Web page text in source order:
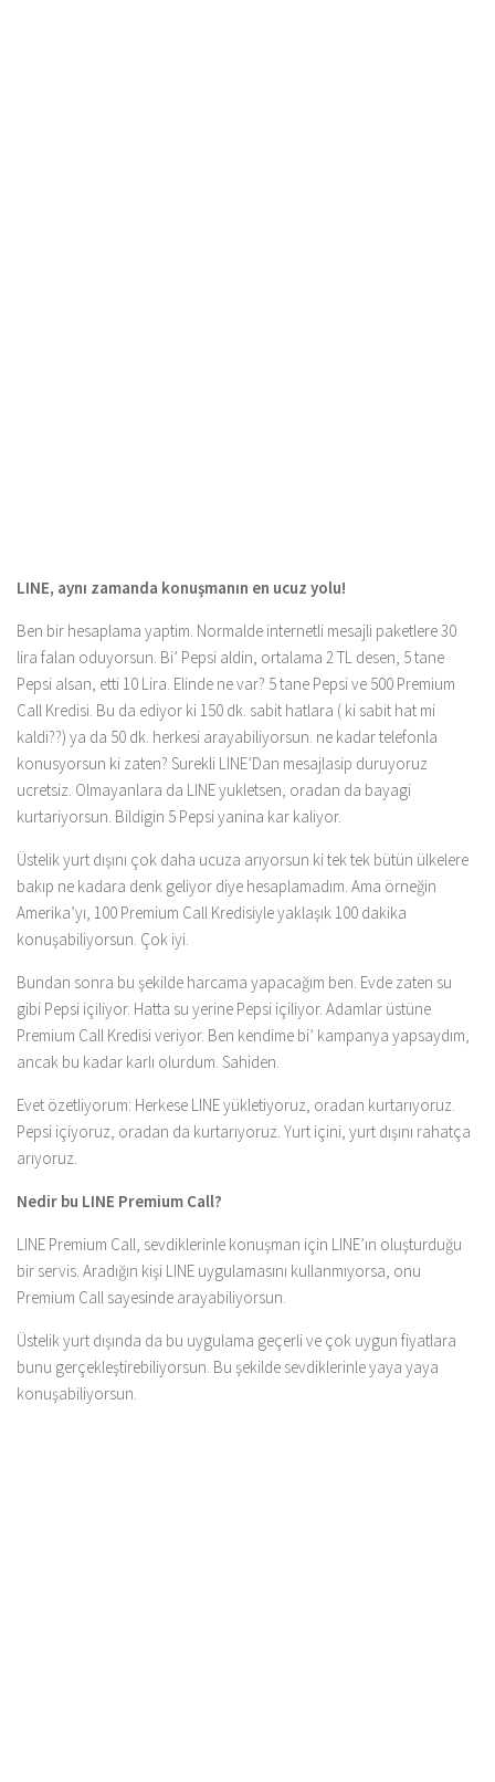
LINE, aynı zamanda konuşmanın en ucuz yolu!
Ben bir hesaplama yaptim. Normalde internetli mesajli paketlere 30
lira falan oduyorsun. Bi’ Pepsi aldin, ortalama 2 TL desen, 5 tane
Pepsi alsan, etti 10 Lira. Elinde ne var? 5 tane Pepsi ve 500 Premium
Call Kredisi. Bu da ediyor ki 150 dk. sabit hatlara ( ki sabit hat mi
kaldi??) ya da 50 dk. herkesi arayabiliyorsun. ne kadar telefonla
konusyorsun ki zaten? Surekli LINE’Dan mesajlasip duruyoruz
ucretsiz. Olmayanlara da LINE yukletsen, oradan da bayagi
kurtariyorsun. Bildigin 5 Pepsi yanina kar kaliyor.
Üstelik yurt dışını çok daha ucuza arıyorsun ki tek tek bütün ülkelere
bakıp ne kadara denk geliyor diye hesaplamadım. Ama örneğin
Amerika’yı, 100 Premium Call Kredisiyle yaklaşık 100 dakika
konuşabiliyorsun. Çok iyi.
Bundan sonra bu şekilde harcama yapacağım ben. Evde zaten su
gibi Pepsi içiliyor. Hatta su yerine Pepsi içiliyor. Adamlar üstüne
Premium Call Kredisi veriyor. Ben kendime bi’ kampanya yapsaydım,
ancak bu kadar karlı olurdum. Sahiden.
Evet özetliyorum: Herkese LINE yükletiyoruz, oradan kurtarıyoruz.
Pepsi içiyoruz, oradan da kurtarıyoruz. Yurt içini, yurt dışını rahatça
arıyoruz.
Nedir bu LINE Premium Call?
LINE Premium Call, sevdiklerinle konuşman için LINE’ın oluşturduğu
bir servis. Aradığın kişi LINE uygulamasını kullanmıyorsa, onu
Premium Call sayesinde arayabiliyorsun.
Üstelik yurt dışında da bu uygulama geçerli ve çok uygun fiyatlara
bunu gerçekleştirebiliyorsun. Bu şekilde sevdiklerinle yaya yaya
konuşabiliyorsun.